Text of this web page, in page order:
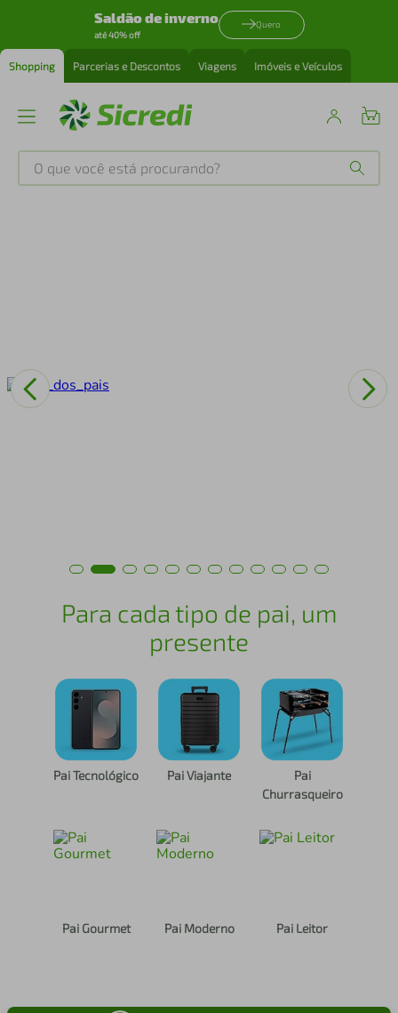
Saldão de inverno
até 40% off
Quero
Shopping Parcerias e Descontos Viagens Imóveis e Veículos
O que você está procurando?
Para cada tipo de pai, um
presente
Pai Tecnológico Pai Viajante
Pai
Churrasqueiro
Pai Gourmet Pai Moderno Pai Leitor
4